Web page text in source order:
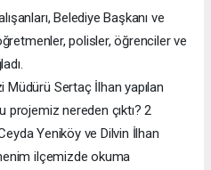
Belediye Başkanı ve
polisler, öğrenciler ve
Sertaç İlhan yapılan
projemiz nereden çıktı? 2
Yeniköy ve Dilvin İlhan
ilçemizde okuma